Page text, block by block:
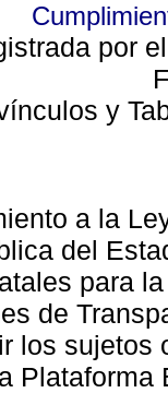
por
y
a la
del
para
de
los sujetos
Plataforma